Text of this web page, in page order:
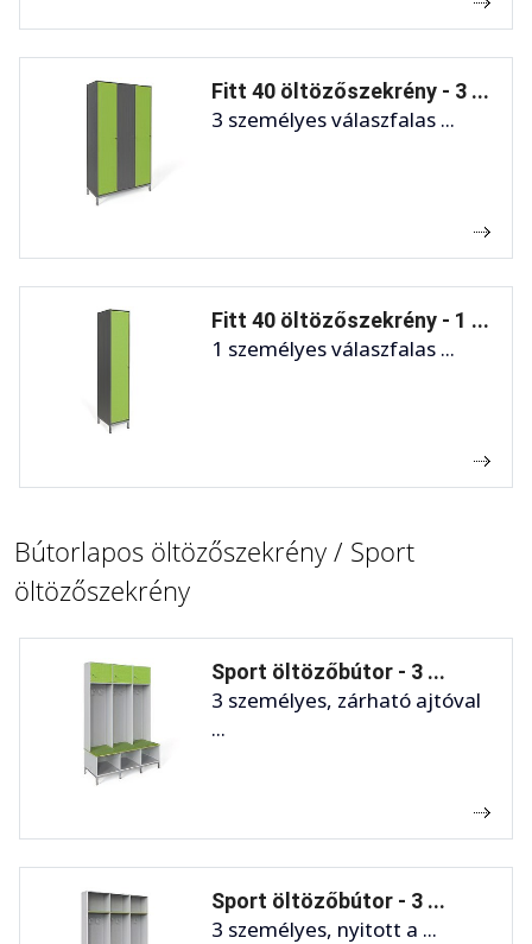
Fitt 40 öltözőszekrény - 3 ...
3 személyes válaszfalas ...
Fitt 40 öltözőszekrény - 1 ...
1 személyes válaszfalas ...
Bútorlapos öltözőszekrény / Sport
öltözőszekrény
Sport öltözőbútor - 3 ...
3 személyes, zárható ajtóval
...
Sport öltözőbútor - 3 ...
3 személyes, nyitott a ...